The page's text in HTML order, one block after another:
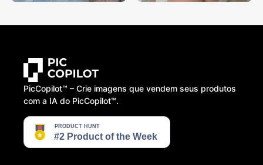
PicCopilot™️ – Crie imagens que vendem seus produtos
com a IA do PicCopilot™️.